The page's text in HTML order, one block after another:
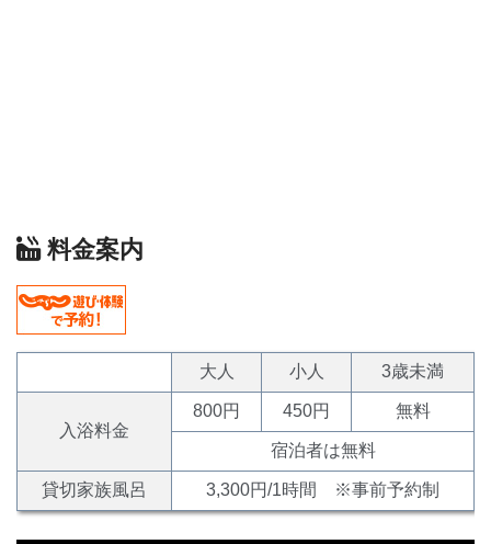
料金案内
大人 小人 3歳未満
入浴料金
800円 450円 無料
宿泊者は無料
貸切家族風呂 3,300円/1時間 ※事前予約制